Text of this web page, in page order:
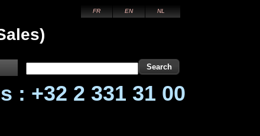
2 331 31 00
Search
FR EN NL